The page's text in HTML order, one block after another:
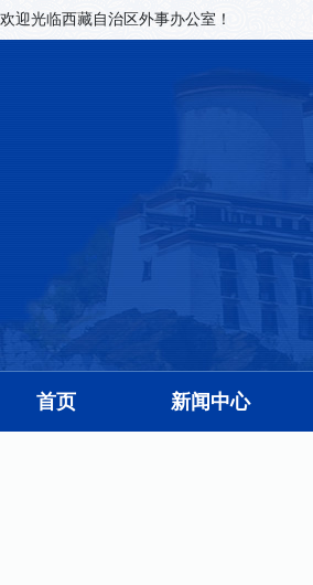
欢迎光临西藏自治区外事办公室！
首页 新闻中心